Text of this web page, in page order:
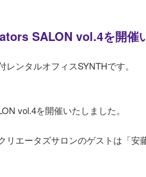
SALON vol.4を開催
レンタルオフィスSYNTHです。
vol.4を開催いたしました。
リエータズサロンのゲストは「安